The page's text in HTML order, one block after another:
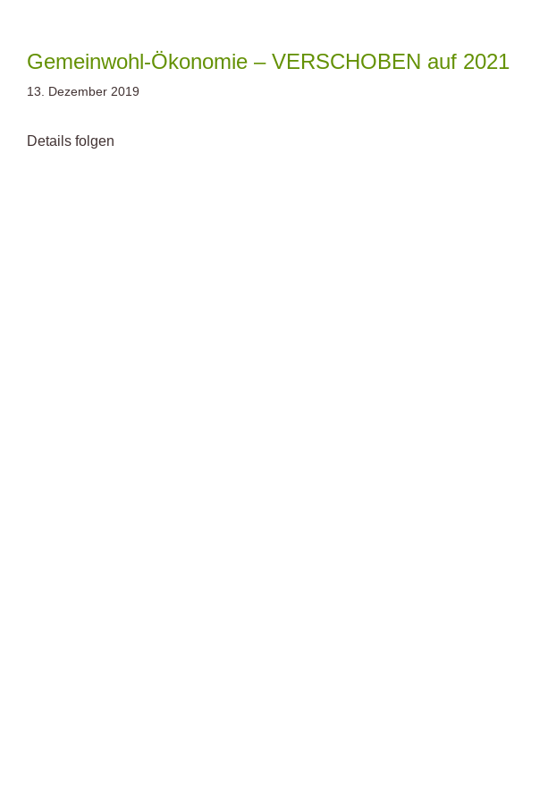
springenGemeinwohl-Ökonomie – VERSCHOBEN auf 2021
13. Dezember 2019
Details folgen